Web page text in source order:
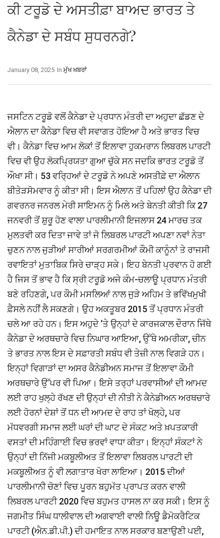
ਕੀ ਟਰੂਡੋ ਦੇ ਅਸਤੀਫ਼ਾ ਬਾਅਦ ਭਾਰਤ ਤੇ
ਕੈਨੇਡਾ ਦੇ ਸਬੰਧ ਸੁਧਰਨਗੇ?
In ਮੁੱਖ ਖ਼ਬਰਾਂ
January 08, 2025
ਜਸਟਿਨ ਟਰੂਡੋ ਵਲੋਂ ਕੈਨੇਡਾ ਦੇ ਪ੍ਰਧਾਨ ਮੰਤਰੀ ਦਾ ਅਹੁਦਾ ਛੱਡਣ ਦੇ
ਐਲਾਨ ਦਾ ਕੈਨੇਡਾ ਵਿਚ ਵੀ ਸਵਾਗਤ ਹੋਇਆ ਹੈ ਅਤੇ ਭਾਰਤ ਵਿਚ
ਵੀ। ਕੈਨੇਡਾ ਵਿਚ ਆਮ ਲੋਕਾਂ ਤੋਂ ਇਲਾਵਾ ਹੁਕਮਰਾਨ ਲਿਬਰਲ ਪਾਰਟੀ
ਵਿਚ ਵੀ ਉਹ ਲੋਕਪ੍ਰਿਯਤਾ ਗੁਆ ਚੁੱਕੇ ਸਨ ਜਦਕਿ ਭਾਰਤ ਟਰੂਡੋ ਤੋਂ
ਔਖਾ ਸੀ। 53 ਵਰ੍ਹਿਆਂ ਦੇ ਟਰੂਡੋ ਨੇ ਅਪਣੇ ਅਸਤੀਫ਼ੇ ਦਾ ਐਲਾਨ
ਬੀਤੇੜਸੋਮਵਾਰ ਨੂੰ ਕੀਤਾ ਸੀ। ਇਸ ਐਲਾਨ ਤੋਂ ਪਹਿਲਾਂ ਉਹ ਕੈਨੇਡਾ ਦੀ
ਗਵਰਨਰ ਜਨਰਲ ਮੇਰੀ ਸਾਇਮਨ ਨੂੰ ਮਿਲੇ ਅਤੇ ਬੇਨਤੀ ਕੀਤੀ ਕਿ 27
ਜਨਵਰੀ ਤੋਂ ਸ਼ੁਰੂ ਹੋਣ ਵਾਲਾ ਪਾਰਲੀਮਾਨੀ ਇਜਲਾਸ 24 ਮਾਰਚ ਤਕ
ਮੁਲਤਵੀ ਕਰ ਦਿਤਾ ਜਾਵੇ ਤਾਂ ਜੋ ਲਿਬਰਲ ਪਾਰਟੀ ਅਪਣਾ ਨਵਾਂ ਨੇਤਾ
ਚੁਣਨ ਨਾਲ ਜੁੜੀਆਂ ਸਾਰੀਆਂ ਸਰਗਰਮੀਆਂ ਕੌਮੀ ਕਾਨੂੰਨਾਂ ਤੇ ਰਾਜਸੀ
ਰਵਾਇਤਾਂ ਮੁਤਾਬਿਕ ਸਿਰੇ ਚਾੜ੍ਹ ਸਕੇ। ਇਹ ਬੇਨਤੀ ਪ੍ਰਵਾਨ ਹੋ ਗਈ
ਹੈ ਜਿਸ ਤੋਂ ਭਾਵ ਹੈ ਕਿ ਸ੍ਰੀ ਟਰੂਡੋ ਅਜੇ ਕੰਮ-ਚਲਾਊ ਪ੍ਰਧਾਨ ਮੰਤਰੀ
ਬਣੇ ਰਹਿਣਗੇ, ਪਰ ਕੌਮੀ ਮਸਲਿਆਂ ਨਾਲ ਜੁੜੇ ਅਹਿਮ ਤੇ ਭਵਿੱਖਮੁਖੀ
ਫ਼ੈਸਲੇ ਨਹੀਂ ਲੈ ਸਕਣਗੇ। ਉਹ ਅਕਤੂਬਰ 2015 ਤੋਂ ਪ੍ਰਧਾਨ ਮੰਤਰੀ
ਚਲੇ ਆ ਰਹੇ ਹਨ। ਇਸ ਅਹੁਦੇ ’ਤੇ ਉਨ੍ਹਾਂ ਦੇ ਕਾਰਜਕਾਲ ਦੌਰਾਨ ਜਿੱਥੇ
ਕੈਨੇਡਾ ਦੇ ਅਰਥਚਾਰੇ ਵਿਚ ਨਿਘਾਰ ਆਇਆ, ਉੱਥੇ ਅਮਰੀਕਾ, ਚੀਨ
ਤੇ ਭਾਰਤ ਨਾਲ ਇਸ ਦੇ ਸਫ਼ਾਰਤੀ ਸਬੰਧ ਵੀ ਤੇਜ਼ੀ ਨਾਲ ਵਿਗੜੇ ਹਨ।
ਇਨ੍ਹਾਂ ਵਿਗਾੜਾਂ ਦਾ ਅਸਰ ਕੈਨੇਡੀਅਨ ਸਮਾਜ ਤੋਂ ਇਲਾਵਾ ਕੌਮੀ
ਅਰਥਚਾਰੇ ਉੱਪਰ ਵੀ ਪਿਆ। ਇਸੇ ਤਰ੍ਹਾਂ ਪਰਵਾਸੀਆਂ ਦੀ ਆਮਦ
ਲਈ ਰਾਹ ਖੁਲ੍ਹੇ ਰੱਖਣ ਦੀ ਉਨ੍ਹਾਂ ਦੀ ਨੀਤੀ ਨੇ ਕੈਨੇਡੀਅਨ ਅਰਥਚਾਰੇ
ਲਈ ਹੋਰਨਾਂ ਦੇਸ਼ਾਂ ਤੋਂ ਧਨ ਦੀ ਆਮਦ ਦੇ ਰਾਹ ਤਾਂ ਖੋਲ੍ਹੇ, ਪਰ
ਮੱਧਵਰਗੀ ਸਮਾਜ ਲਈ ਘਰਾਂ ਦੀ ਘਾਟ ਦੇ ਸੰਕਟ ਅਤੇ ਖ਼ਪਤਕਾਰੀ
ਵਸਤਾਂ ਦੀ ਮਹਿੰਗਾਈ ਵਿਚ ਭਰਵਾਂ ਵਾਧਾ ਕੀਤਾ। ਇਨ੍ਹਾਂ ਸੰਕਟਾਂ ਨੇ
ਉਨ੍ਹਾਂ ਦੀ ਨਿੱਜੀ ਮਕਬੂਲੀਅਤ ਤੋਂ ਇਲਾਵਾ ਲਿਬਰਲ ਪਾਰਟੀ ਦੀ
ਮਕਬੂਲੀਅਤ ਨੂੰ ਵੀ ਲਗਾਤਾਰ ਖੋਰਾ ਲਾਇਆ। 2015 ਦੀਆਂ
ਪਾਰਲੀਮਾਨੀ ਚੋਣਾਂ ਵਿਚ ਪੂਰਨ ਬਹੁਮੱਤ ਪ੍ਰਾਪਤ ਕਰਨ ਵਾਲੀ
ਲਿਬਰਲ ਪਾਰਟੀ 2020 ਵਿਚ ਬਹੁਮਤ ਹਾਸਲ ਨਾ ਕਰ ਸਕੀ। ਇਸ ਨੂੰ
ਜਗਮੀਤ ਸਿੰਘ ਧਾਲੀਵਾਲ ਦੀ ਅਗਵਾਈ ਵਾਲੀ ਨਿਊ ਡੈਮੋਕਰੈਟਿਕ
ਪਾਰਟੀ (ਐਨ.ਡੀ.ਪੀ.) ਦੀ ਹਮਾਇਤ ਨਾਲ ਸਰਕਾਰ ਬਣਾਉਣੀ ਪਈ,